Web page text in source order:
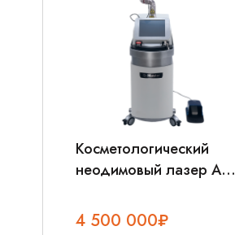
Косметологический
неодимовый лазер AMI
4 500 000₽